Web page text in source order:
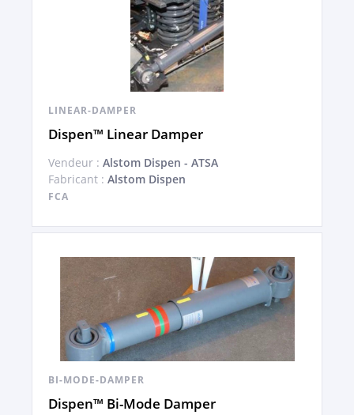
LINEAR-DAMPER
Dispen™ Linear Damper
Vendeur : Alstom Dispen - ATSA
Fabricant : Alstom Dispen
FCA
BI-MODE-DAMPER
Dispen™ Bi-Mode Damper